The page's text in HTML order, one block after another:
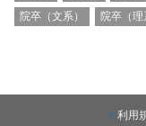
院卒（文系）
院卒（理
利用